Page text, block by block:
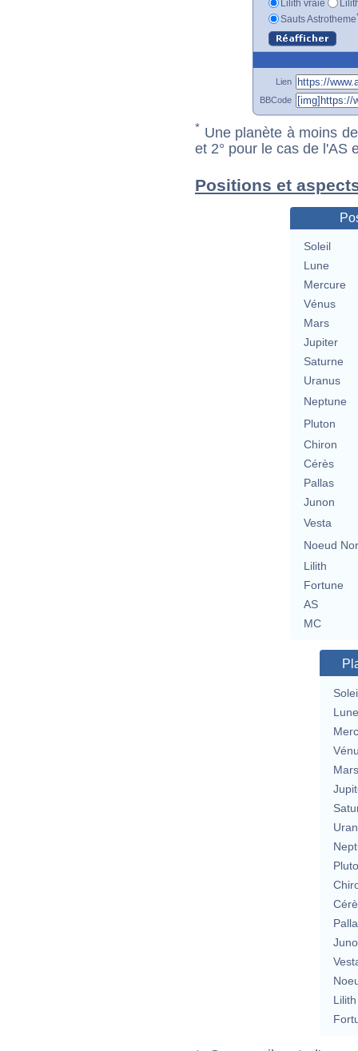
Lilith vraie
Sauts Astrotheme
Lien
BBCode
* Une planète à moins
et 2° pour le cas de l'AS
Positions et
Soleil
Lune
Mercure
Vénus
Mars
Jupiter
Saturne
Uranus
Neptune
Pluton
Chiron
Cérès
Pallas
Junon
Vesta
Noeud
Lilith
Fortune
AS
MC
Lune
Mars
Lilith